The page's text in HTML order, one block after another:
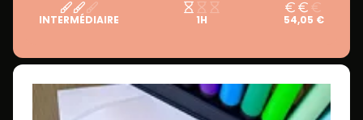
INTERMÉDIAIRE 1H 54,05 €